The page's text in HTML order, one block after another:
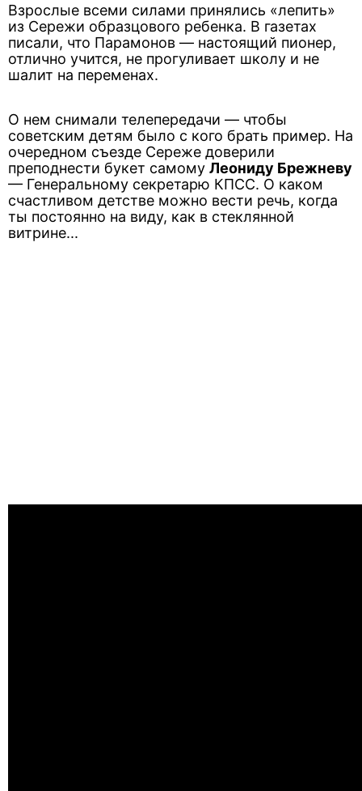
Взрослые всеми силами принялись «лепить»
из Сережи образцового ребенка. В газетах
писали, что Парамонов — настоящий пионер,
отлично учится, не прогуливает школу и не
шалит на переменах.
О нем снимали телепередачи — чтобы
советским детям было с кого брать пример. На
очередном съезде Сереже доверили
преподнести букет самому Леониду Брежневу
— Генеральному секретарю КПСС. О каком
счастливом детстве можно вести речь, когда
ты постоянно на виду, как в стеклянной
витрине...